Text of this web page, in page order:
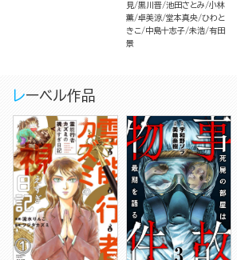
見 黒川晋 池田さとみ 小林
薫 卓美涼 堂本真央 ひわと
きこ
中島十志子 未浩 有田
景
レーベル作品